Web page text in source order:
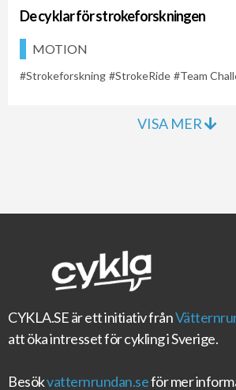
De cyklar för strokeforskningen
MOTION
Strokeforskning StrokeRide Team
VISA MER
CYKLA.SEär ett initiativ från
att öka intresset för cykling i Sverige.
Besökvatternrundan.seför mer